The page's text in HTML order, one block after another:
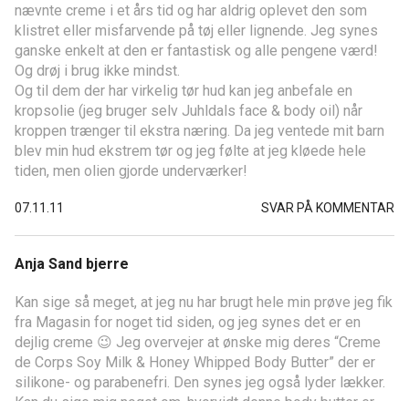
nævnte creme i et års tid og har aldrig oplevet den som
klistret eller misfarvende på tøj eller lignende. Jeg synes
ganske enkelt at den er fantastisk og alle pengene værd!
Og drøj i brug ikke mindst.
Og til dem der har virkelig tør hud kan jeg anbefale en
kropsolie (jeg bruger selv Juhldals face & body oil) når
kroppen trænger til ekstra næring. Da jeg ventede mit barn
blev min hud ekstrem tør og jeg følte at jeg kløede hele
tiden, men olien gjorde underværker!
07.11.11 SVAR PÅ KOMMENTAR
Anja Sand bjerre
Kan sige så meget, at jeg nu har brugt hele min prøve jeg fik
fra Magasin for noget tid siden, og jeg synes det er en
dejlig creme 😉 Jeg overvejer at ønske mig deres “Creme
de Corps Soy Milk & Honey Whipped Body Butter” der er
silikone- og parabenefri. Den synes jeg også lyder lækker.